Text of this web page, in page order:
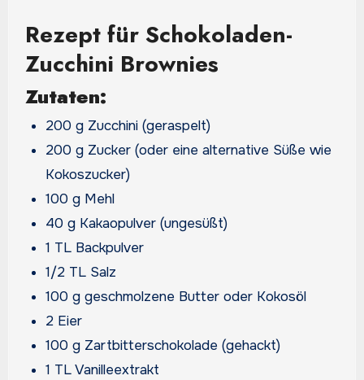
Rezept für Schokoladen-
Zucchini Brownies
Zutaten:
200 g Zucchini (geraspelt)
200 g Zucker (oder eine alternative Süße wie
Kokoszucker)
100 g Mehl
40 g Kakaopulver (ungesüßt)
1 TL Backpulver
1/2 TL Salz
100 g geschmolzene Butter oder Kokosöl
2 Eier
100 g Zartbitterschokolade (gehackt)
1 TL Vanilleextrakt